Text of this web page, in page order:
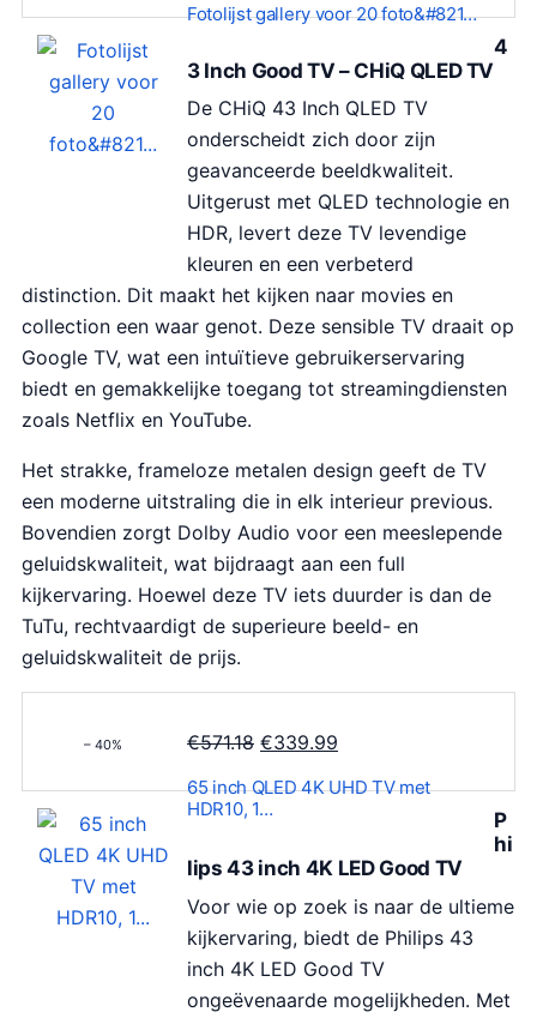
r
s
o
n
k
e
l
i
j
k
e
r
i
j
s
w
a
3
4
0
7
9
.
d
g
e
p
r
j
s
i
s
:
2
3
9
.
9
9
Fotolijst gallery voor 20 foto&#821…
4
3 Inch Good TV – CHiQ QLED TV
De CHiQ 43 Inch QLED TV
onderscheidt zich door zijn
geavanceerde beeldkwaliteit.
Uitgerust met QLED technologie en
HDR, levert deze TV levendige
kleuren en een verbeterd
distinction. Dit maakt het kijken naar movies en
collection een waar genot. Deze sensible TV draait op
Google TV, wat een intuïtieve gebruikerservaring
biedt en gemakkelijke toegang tot streamingdiensten
zoals Netflix en YouTube.
Het strakke, frameloze metalen design geeft de TV
een moderne uitstraling die in elk interieur previous.
Bovendien zorgt Dolby Audio voor een meeslepende
geluidskwaliteit, wat bijdraagt aan een full
kijkervaring. Hoewel deze TV iets duurder is dan de
TuTu, rechtvaardigt de superieure beeld- en
geluidskwaliteit de prijs.
– 40% €571.18 O
p
r
o
n
k
€339.99
i
g
e
p
r
65 inch QLED 4K UHD TV met
HDR10, 1…
P
hi
lips 43 inch 4K LED Good TV
Voor wie op zoek is naar de ultieme
kijkervaring, biedt de Philips 43
inch 4K LED Good TV
ongeëvenaarde mogelijkheden. Met